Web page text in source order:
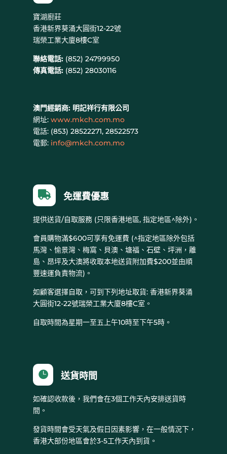
寶湖廚莊
香港新界葵涌大圓街12-22號
瑞榮工業大廈8樓C室
聯絡電話: (852) 24799950
傳真電話:(852) 28030116
澳門經銷商: 明記祥行有限公司
網址: www.mkch.com.mo
電話: (853) 28522271, 28522573
電郵: info@mkch.com.mo
 免運費優惠
提供送貨/自取服務 (只限香港地區, 指定地區^除外)。
會員購物滿$600可享有免運費 (^指定地區除外包括
馬灣、愉景灣、梅窩、貝澳、塘福、石壁、坪洲，離
島、昂坪及大澳將收取本地送貨附加費$200並由順
豐速運負責物流)。
如顧客選擇自取，可到下列地址取貨: 香港新界葵涌
大圓街12-22號瑞榮工業大廈8樓C室。
自取時間為星期一至五上午10時至下午5時。
 送貨時間
如確認收款後，我們會在3個工作天內安排送貨時
間。
發貨時間會受天氣及假日因素影響，在一般情況下，
香港大部份地區會於3-5工作天內到貨。